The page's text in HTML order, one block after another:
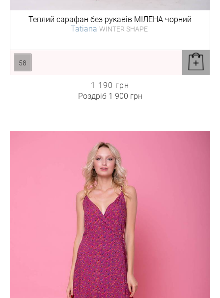
Теплий сарафан без рукавів МІЛЕНА чорний
Tatiana WINTER SHAPE
58
1 190 грн
Роздріб 1 900 грн